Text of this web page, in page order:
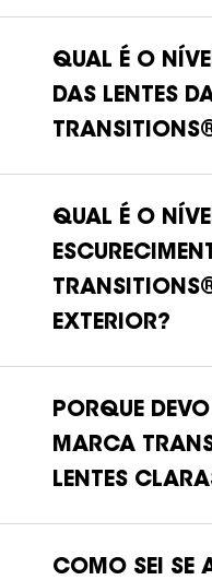
QUAL É O
DAS LENTES
QUAL É O
EXTERIOR?
PORQUE
MARCA
LENTES
COMO SEI SE